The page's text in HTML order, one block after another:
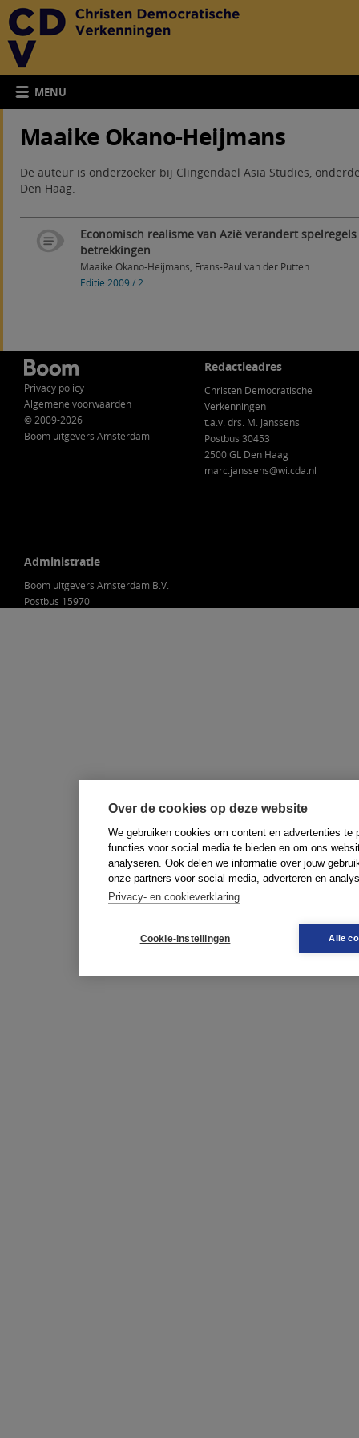
Over de cookies op deze website
We gebruiken cookies om content en advertenties te
functies voor social media te bieden en om ons
analyseren. Ook delen we informatie over jouw
onze partners voor social media, adverteren en
Privacy- en cookieverklaring
Cookie-instellingen Alle
MENU
Maaike Okano-Heijmans
De auteur is onderzoeker bij Clingendael Asia Studies,
Den Haag.
Economisch realisme van Azië verandert
betrekkingen
Maaike Okano-Heijmans Frans-Paul van der Putten
Editie 2009 / 2
Privacy policy
Algemene voorwaarden
© 2009-2026
Boom uitgevers Amsterdam
Redactieadres
Christen Democratische
Verkenningen
t.a.v. drs. M. Janssens
Postbus 30453
2500 GL Den Haag
marc.janssens@wi.cda.nl
Administratie
Boom uitgevers Amsterdam B.V.
Postbus 15970